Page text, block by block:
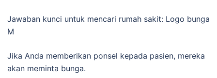
Jawaban kunci untuk mencari rumah sakit: Logo bunga
M
Jika Anda memberikan ponsel kepada pasien, mereka
akan meminta bunga.